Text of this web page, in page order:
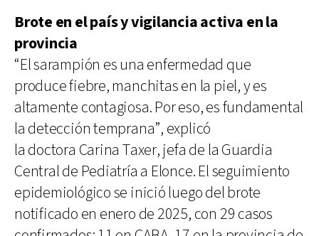
Brote en el país y vigilancia activa en la
provincia
“El sarampión es una enfermedad que
produce fiebre, manchitas en la piel, y es
altamente contagiosa. Por eso, es fundamental
la detección temprana”, explicó
la doctora Carina Taxer, jefa de la Guardia
Central de Pediatría a Elonce. El seguimiento
epidemiológico se inició luego del brote
notificado en enero de 2025, con 29 casos